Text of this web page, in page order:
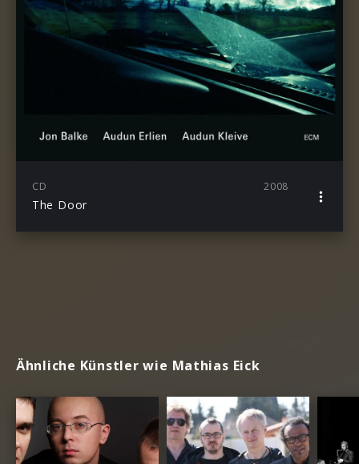
CD 2008
The Door
Ähnliche Künstler wie Mathias Eick